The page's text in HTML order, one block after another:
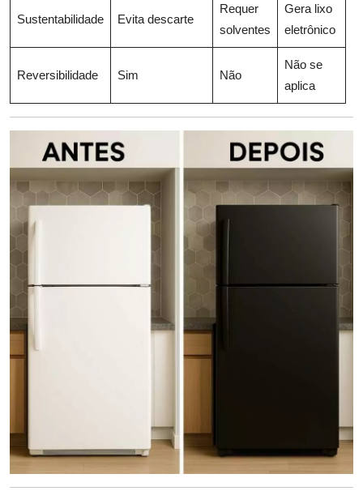
Sustentabilidade Evita descarte
Requer
solventes
Gera lixo
eletrônico
Reversibilidade Sim Não
Não se
aplica